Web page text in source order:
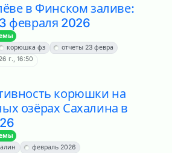
в Финском заливе:
февраля 2026
корюшка фз отчеты 23 февра
г., 16:50
корюшки на
озёрах Сахалина в
февраль 2026